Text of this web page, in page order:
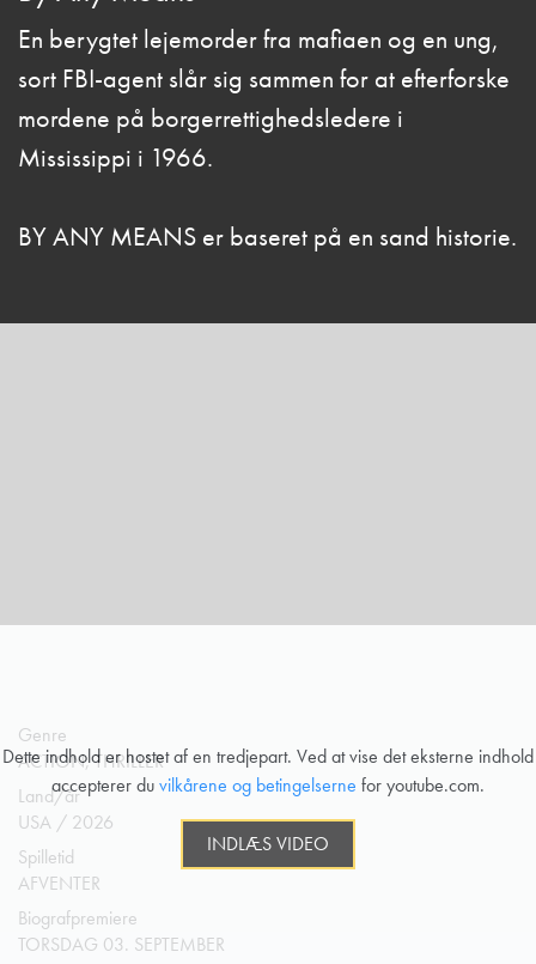
En berygtet lejemorder fra mafiaen og en ung,
sort FBI-agent slår sig sammen for at efterforske
mordene på borgerrettighedsledere i
Mississippi i 1966.
BY ANY MEANS er baseret på en sand historie.
Dette indhold er hostet af en tredjepart. Ved at vise det eksterne indhold
accepterer duvilkårene og betingelserne for youtube.com.
INDLÆS VIDEO
Genre
ACTION, THRILLER
Land/år
USA / 2026
Spilletid
AFVENTER
Biografpremiere
TORSDAG 03. SEPTEMBER